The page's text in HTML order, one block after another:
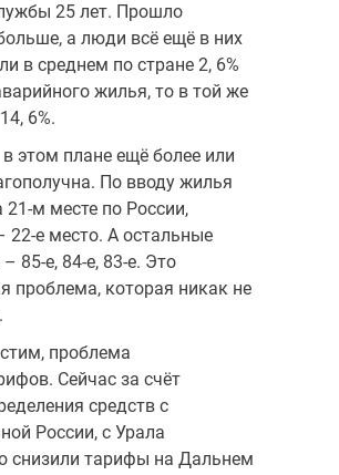
25 лет. Прошло
а люди всё ещё в них
в среднем по стране 2, 6%
жилья, то в той же
6%.
этом плане ещё более или
По вводу жилья
21-м месте по России,
22-е место. А остальные
85-е, 84-е, 83-е. Это
проблема, которая никак не
проблема
Сейчас за счёт
средств с
России, с Урала
снизили тарифы на Дальнем